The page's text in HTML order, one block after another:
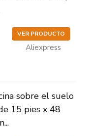
VER PRODUCTO
Aliexpress
sobre el suelo
15 pies x 48